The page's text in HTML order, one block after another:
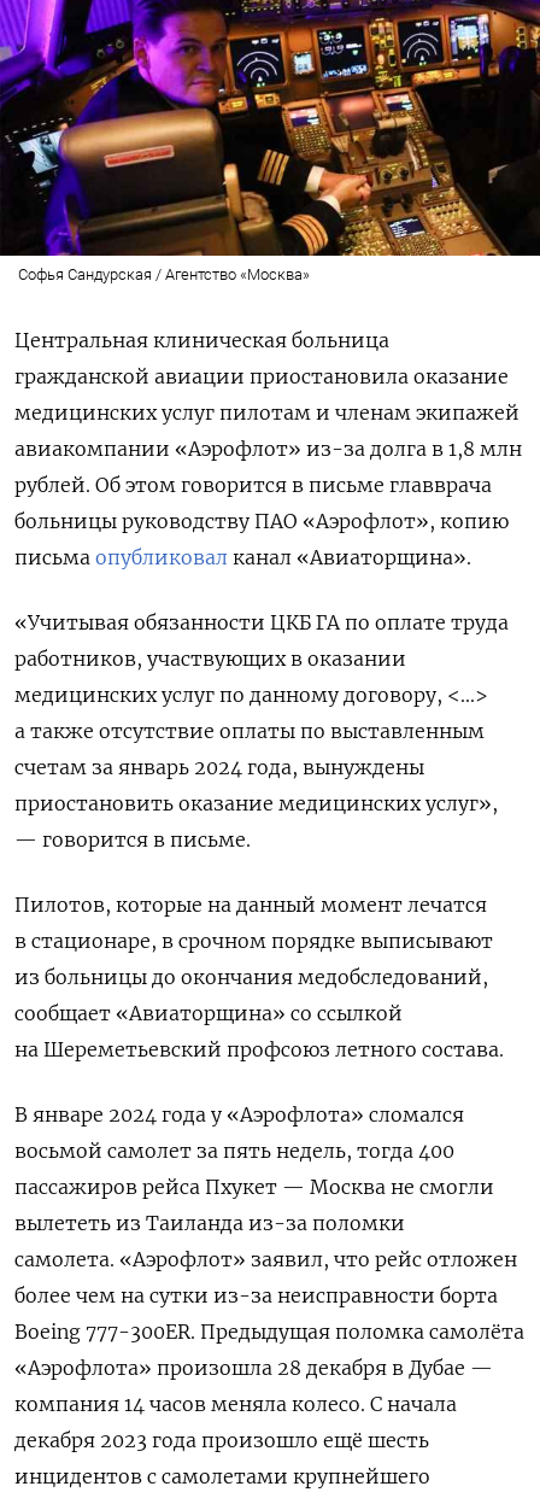
Софья Сандурская / Агентство «Москва»
Центральная клиническая больница
гражданской авиации приостановила оказание
медицинских услуг пилотам и членам экипажей
авиакомпании «Аэрофлот» из-за долга в 1,8 млн
рублей. Об этом говорится в письме главврача
больницы руководству ПАО «Аэрофлот», копию
письма опубликовал канал «Авиаторщина».
«Учитывая обязанности ЦКБ ГА по оплате труда
работников, участвующих в оказании
медицинских услуг по данному договору, <...>
а также отсутствие оплаты по выставленным
счетам за январь 2024 года, вынуждены
приостановить оказание медицинских услуг»,
— говорится в письме.
Пилотов, которые на данный момент лечатся
в стационаре, в срочном порядке выписывают
из больницы до окончания медобследований,
сообщает «Авиаторщина» со ссылкой
на Шереметьевский профсоюз летного состава.
В январе 2024 года у «Аэрофлота» сломался
восьмой самолет за пять недель, тогда 400
пассажиров рейса Пхукет — Москва не смогли
вылететь из Таиланда из-за поломки
самолета. «Аэрофлот» заявил, что рейс отложен
более чем на сутки из-за неисправности борта
Boeing 777-300ER. Предыдущая поломка самолёта
«Аэрофлота» произошла 28 декабря в Дубае —
компания 14 часов меняла колесо. С начала
декабря 2023 года произошло ещё шесть
инцидентов с самолетами крупнейшего